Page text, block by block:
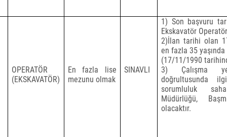
OPERATÖR
(EKSKAVATÖR)
En fazla lise
mezunu olmak
SINAVLI
1) Son başvuru
Ekskavatör
2)İlan tarihi olan
en fazla 35
(17/11/1990
3) Çalışma
doğrultusunda
sorumluluk
Müdürlüğü,
olacaktır.